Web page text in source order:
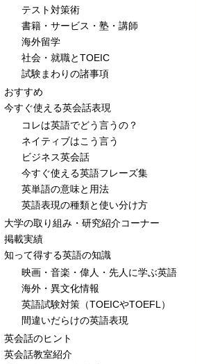
テスト対策術
書籍・サービス・塾・講師
海外留学
社会・就職とTOEIC
試験まわりの諸事項
おすすめ
今すぐ使える英会話表現
コレは英語でどう言うの？
ネイティブはこう言う
ビジネス英会話
今すぐ使える英語フレーズ集
英単語の意味と用法
英語表現の種類と使い分け方
大学の取り組み・研究紹介コーナー
掲載実績
知って得する英語の知識
映画・音楽・偉人・先人に学ぶ英語
海外・異文化情報
英語試験対策（TOEICやTOEFL）
間違いだらけの英語表現
英会話のヒント
英会話教室紹介